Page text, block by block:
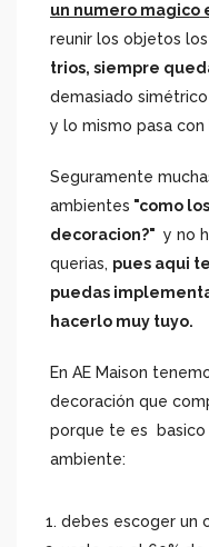
un numero magico
reunir los objetos
trios, siempre
demasiado
y lo mismo pasa
Seguramente
ambientes "como
decoracion?" y no
querias, pues aqui
puedas
hacerlo muy tuyo.
En AE Maison
decoración que
porque te es basico
ambiente:
debes escoger un